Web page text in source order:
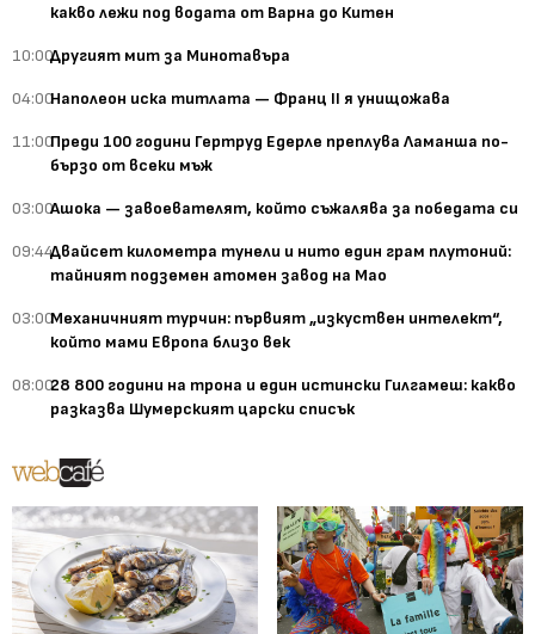
какво лежи под водата от Варна до Китен
10:00Другият мит за Минотавъра
04:00Наполеон иска титлата — Франц II я унищожава
11:00Преди 100 години Гертруд Едерле преплува Ламанша по-
бързо от всеки мъж
03:00Ашока — завоевателят, който съжалява за победата си
09:44Двайсет километра тунели и нито един грам плутоний:
тайният подземен атомен завод на Мао
03:00Механичният турчин: първият „изкуствен интелект“,
който мами Европа близо век
08:0028 800 години на трона и един истински Гилгамеш: какво
разказва Шумерският царски списък